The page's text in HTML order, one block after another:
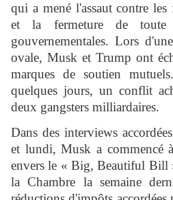
qui a mené l'assaut contre
et la fermeture de toute
gouvernementales. Lors
ovale, Musk et Trump ont
marques de soutien
quelques jours, un conflit
deux gangsters milliardaires.
Dans des interviews
et lundi, Musk a commencé
envers le « Big, Beautiful Bill
la Chambre la semaine